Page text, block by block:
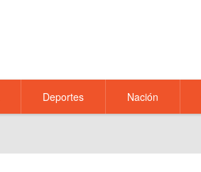
Deportes Nación